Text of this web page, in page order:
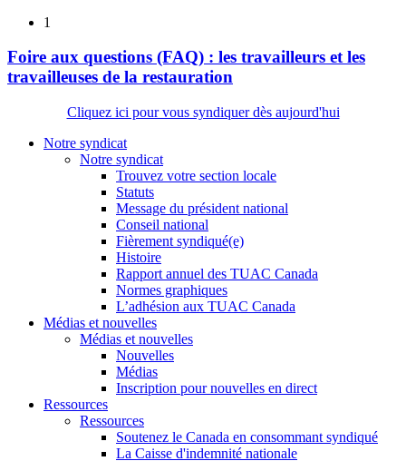
1
Foire aux questions (FAQ) : les travailleurs et les
travailleuses de la restauration
Cliquez ici pour vous syndiquer dès aujourd'hui
Notre syndicat
Notre syndicat
Trouvez votre section locale
Statuts
Message du président national
Conseil national
Fièrement syndiqué(e)
Histoire
Rapport annuel des TUAC Canada
Normes graphiques
L’adhésion aux TUAC Canada
Médias et nouvelles
Médias et nouvelles
Nouvelles
Médias
Inscription pour nouvelles en direct
Ressources
Ressources
Soutenez le Canada en consommant syndiqué
La Caisse d'indemnité nationale